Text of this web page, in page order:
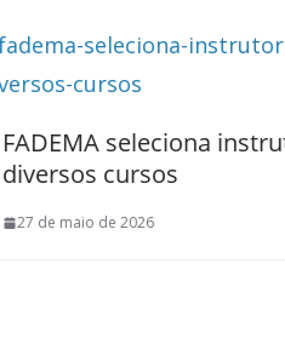
instrutores para